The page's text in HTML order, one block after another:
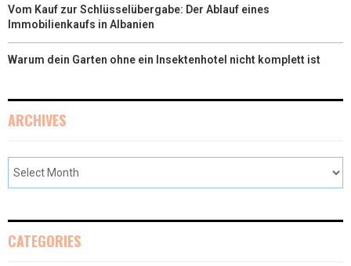
Vom Kauf zur Schlüsselübergabe: Der Ablauf eines
Immobilienkaufs in Albanien
Warum dein Garten ohne ein Insektenhotel nicht komplett ist
ARCHIVES
CATEGORIES